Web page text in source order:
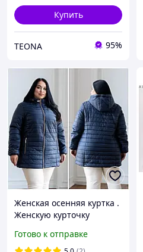
Купить
ТEONA 95%
Женская осенняя куртка .
Женскую курточку
Женская демисезонная
Готово к отправке